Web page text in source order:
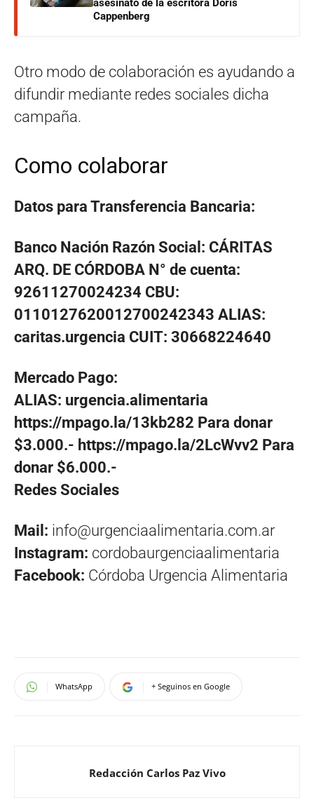
asesinato de la escritora Doris
Cappenberg
Otro modo de colaboración es ayudando a
difundir mediante redes sociales dicha
campaña.
Como colaborar
Datos para Transferencia Bancaria:
Banco Nación Razón Social: CÁRITAS
ARQ. DE CÓRDOBA N° de cuenta:
92611270024234 CBU:
0110127620012700242343 ALIAS:
caritas.urgencia CUIT: 30668224640
Mercado Pago:
ALIAS: urgencia.alimentaria
https://mpago.la/13kb282 Para donar
$3.000.- https://mpago.la/2LcWvv2 Para
donar $6.000.-
Redes Sociales
Mail: info@urgenciaalimentaria.com.ar
Instagram: cordobaurgenciaalimentaria
Facebook: Córdoba Urgencia Alimentaria
WhatsApp + Seguinos en Google
Redacción Carlos Paz Vivo